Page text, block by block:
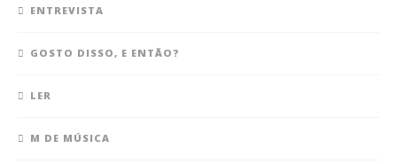
ENTREVISTA
GOSTO DISSO, E ENTÃO?
LER
M DE MÚSICA